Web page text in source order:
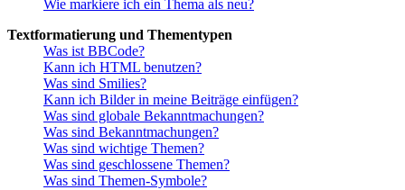
Wie markiere ich ein Thema als neu?
Textformatierung und Thementypen
Was ist BBCode?
Kann ich HTML benutzen?
Was sind Smilies?
Kann ich Bilder in meine Beiträge einfügen?
Was sind globale Bekanntmachungen?
Was sind Bekanntmachungen?
Was sind wichtige Themen?
Was sind geschlossene Themen?
Was sind Themen-Symbole?